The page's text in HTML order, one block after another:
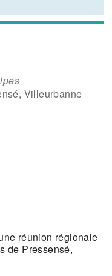
Villeurbanne
réunion régionale
de Pressensé,